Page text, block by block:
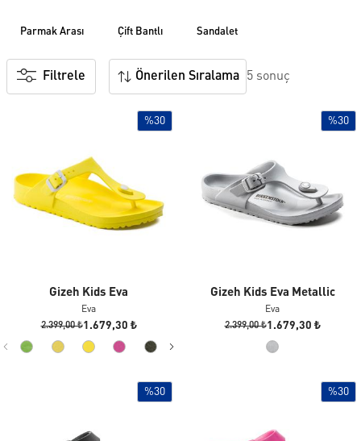
parmak arasi çi̇ft bantli sandalet
Filtrele Önerilen Sıralama 5 sonuç
%30
Gizeh Kids Eva
Eva
2.399,00 ₺1.679,30 ₺
%30
Gizeh Kids Eva Metallic
Eva
2.399,00 ₺1.679,30 ₺
%30 %30